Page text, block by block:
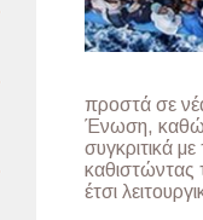
προστά σε
Ένωση, καθώς
συγκριτικά
καθιστώντας
έτσι